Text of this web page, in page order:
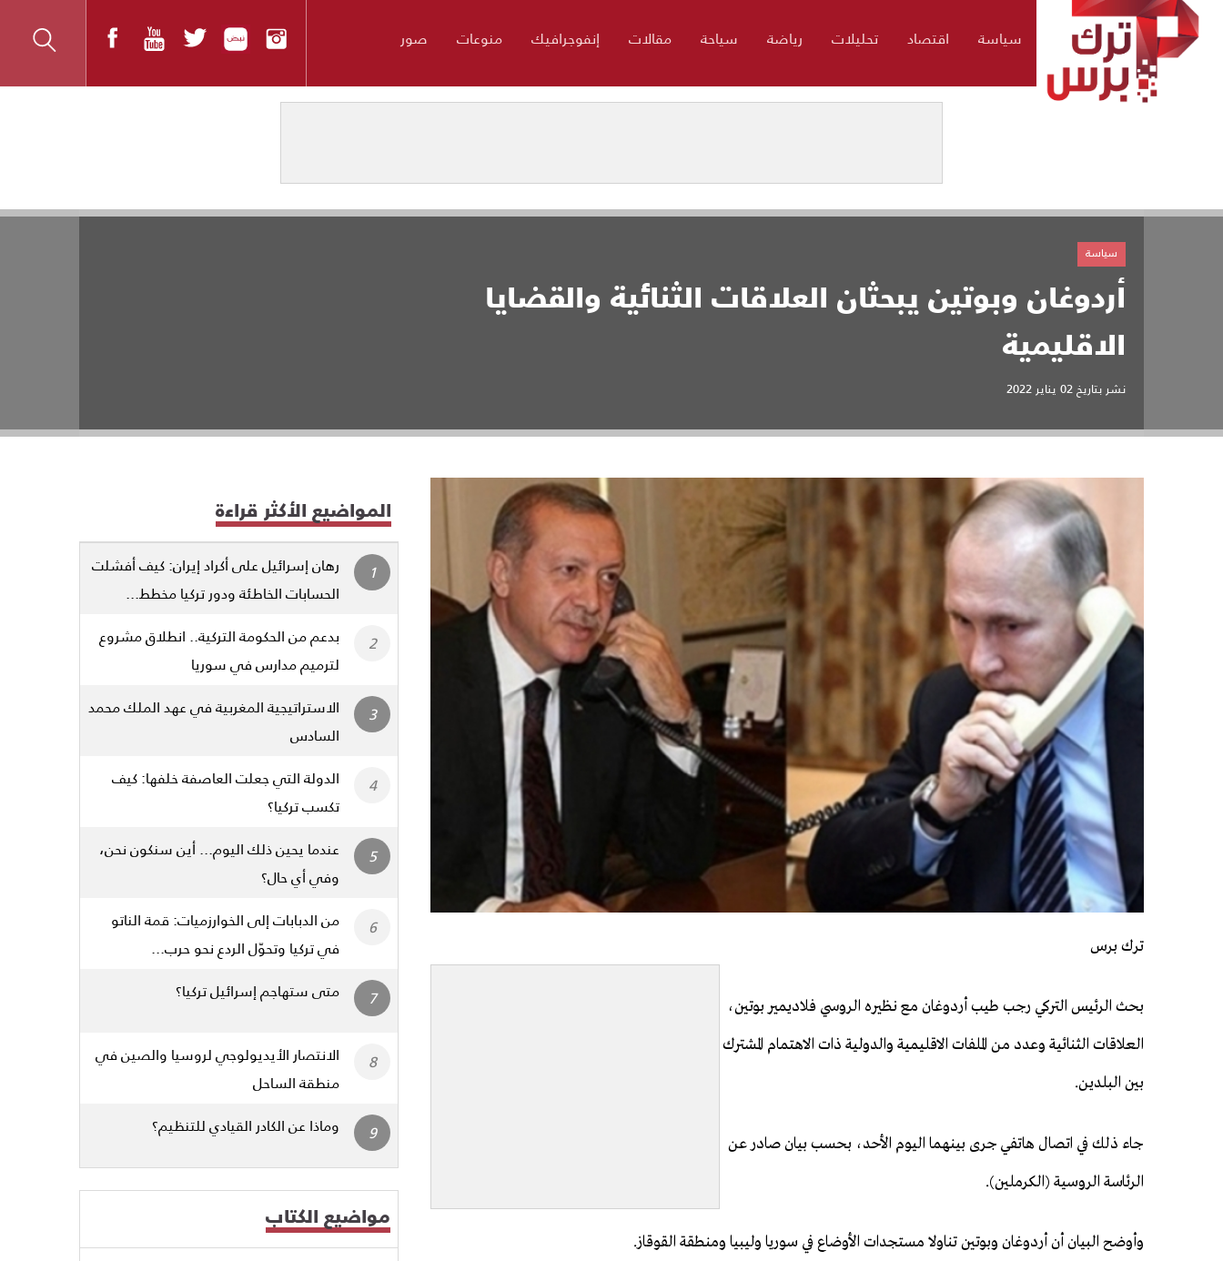
سياسة اقتصاد تحليلات رياضة سياحة مقالات إنفوجرافيك منوعات صور
أردوغان وبوتين يبحثان العلاقات الثنائية والقضايا
الاقليمية
نشر بتاريخ02 يناير 2022
سياسة
ترك برس
بحث الرئيس التركي رجب طيب أردوغان مع نظيره الروسي فلاديمير بوتين،
العلاقات الثنائية وعدد من الملفات الاقليمية والدولية ذات الاهتمام المشترك
بين البلدين.
جاء ذلك في اتصال هاتفي جرى بينهما اليوم الأحد، بحسب بيان صادر عن
الرئاسة الروسية (الكرملين).
وأوضح البيان أن أردوغان وبوتين تناولا مستجدات الأوضاع في سوريا وليبيا ومنطقة القوقاز.
المواضيع الأكثر قراءة
رهان إسرائيل على أكراد إيران: كيف أفشلت
الحسابات الخاطئة ودور تركيا مخطط...
بدعم من الحكومة التركية.. انطلاق مشروع
لترميم مدارس في سوريا
الاستراتيجية المغربية في عهد الملك محمد
السادس
الدولة التي جعلت العاصفة خلفها: كيف
تكسب تركيا؟
عندما يحين ذلك اليوم... أين سنكون نحن،
وفي أي حال؟
من الدبابات إلى الخوارزميات: قمة الناتو
في تركيا وتحوّل الردع نحو حرب...
متى ستهاجم إسرائيل تركيا؟
الانتصار الأيديولوجي لروسيا والصين في
منطقة الساحل
وماذا عن الكادر القيادي للتنظيم؟
مواضيع الكتاب